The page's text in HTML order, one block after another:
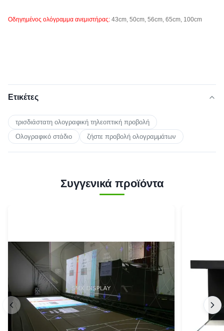
Οδηγημένος ολόγραμμα ανεμιστήρας: 43cm, 50cm, 56cm, 65cm, 100cm
Ετικέτες
τρισδιάστατη ολογραφική τηλεοπτική προβολή
Ολογραφικό στάδιο
ζήστε προβολή ολογραμμάτων
Συγγενικά προϊόντα